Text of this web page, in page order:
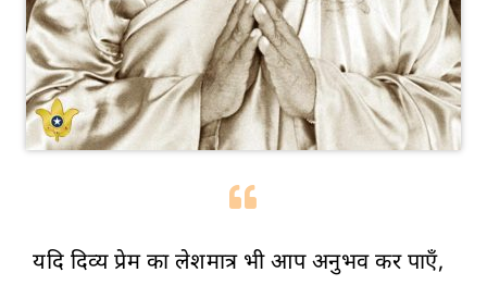
यदि दिव्य प्रेम का लेशमात्र भी आप अनुभव कर पाएँ,